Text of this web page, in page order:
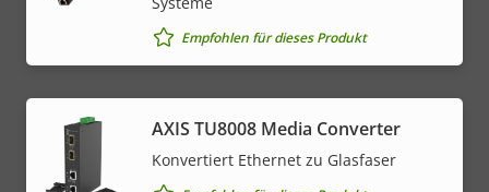
Empfohlen für dieses Produkt
AXIS TU8008 Media Converter
Konvertiert Ethernet zu Glasfaser